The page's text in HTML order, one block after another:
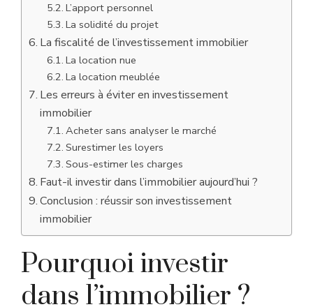
L’apport personnel
La solidité du projet
La fiscalité de l’investissement immobilier
La location nue
La location meublée
Les erreurs à éviter en investissement
immobilier
Acheter sans analyser le marché
Surestimer les loyers
Sous-estimer les charges
Faut-il investir dans l’immobilier aujourd’hui ?
Conclusion : réussir son investissement
immobilier
Pourquoi investir
dans l’immobilier ?